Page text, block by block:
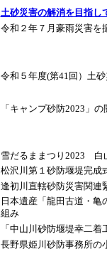
土砂災害の解消を目指し
令和２年７月豪雨災害を
令和５年度(第41回）土
「キャンプ砂防2023」
雪だるままつり2023 白
松沢川第１砂防堰堤完成
逢初川直轄砂防災害関連
日本遺産「龍田古道・
組み
「中山川砂防堰堤幸二着
長野県姫川砂防事務所の